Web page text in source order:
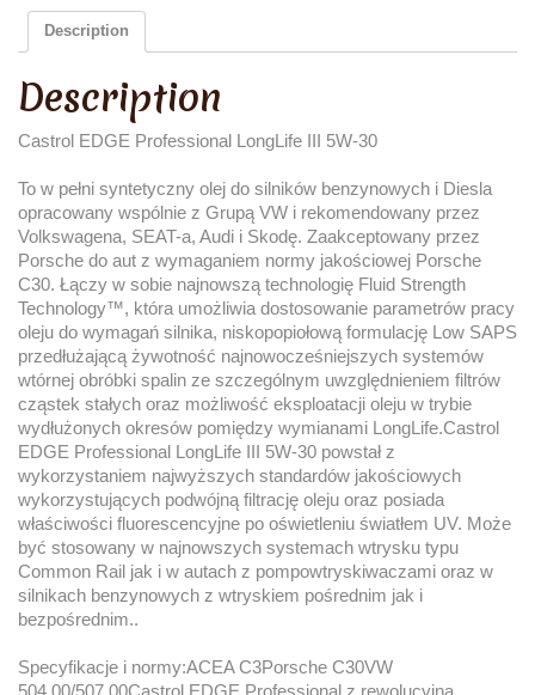
Description
Description
Castrol EDGE Professional LongLife III 5W-30
To w pełni syntetyczny olej do silników benzynowych i Diesla
opracowany wspólnie z Grupą VW i rekomendowany przez
Volkswagena, SEAT-a, Audi i Skodę. Zaakceptowany przez
Porsche do aut z wymaganiem normy jakościowej Porsche
C30. Łączy w sobie najnowszą technologię Fluid Strength
Technology™, która umożliwia dostosowanie parametrów pracy
oleju do wymagań silnika, niskopopiołową formulację Low SAPS
przedłużającą żywotność najnowocześniejszych systemów
wtórnej obróbki spalin ze szczególnym uwzględnieniem filtrów
cząstek stałych oraz możliwość eksploatacji oleju w trybie
wydłużonych okresów pomiędzy wymianami LongLife.Castrol
EDGE Professional LongLife III 5W-30 powstał z
wykorzystaniem najwyższych standardów jakościowych
wykorzystujących podwójną filtrację oleju oraz posiada
właściwości fluorescencyjne po oświetleniu światłem UV. Może
być stosowany w najnowszych systemach wtrysku typu
Common Rail jak i w autach z pompowtryskiwaczami oraz w
silnikach benzynowych z wtryskiem pośrednim jak i
bezpośrednim..
Specyfikacje i normy:ACEA C3Porsche C30VW
504.00/507.00Castrol EDGE Professional z rewolucyjną,